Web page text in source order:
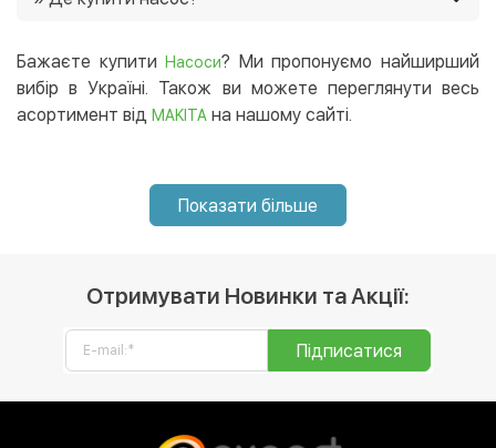
нас постійно діють акції, і часто є можливість
ми доставимо його в будь-який регіон України. 😉
Бажаєте купитиНасоси? Ми пропонуємо найширший
вибір в Україні. Також ви можете переглянути весь
асортимент від MAKITA на нашому сайті.
Показати більше
Отримувати Новинки та Акції:
Підписатися